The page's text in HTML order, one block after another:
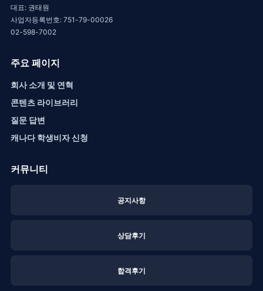
대표: 권태원
사업자등록번호: 751-79-00026
02-598-7002
주요 페이지
회사 소개 및 연혁
콘텐츠 라이브러리
질문 답변
캐나다 학생비자 신청
커뮤니티
공지사항
상담후기
합격후기